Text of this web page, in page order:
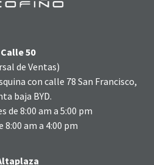
Calle 50
de Ventas)
con calle 78 San Francisco,
baja BYD.
de 8:00 am a 5:00 pm
8:00 am a 4:00 pm